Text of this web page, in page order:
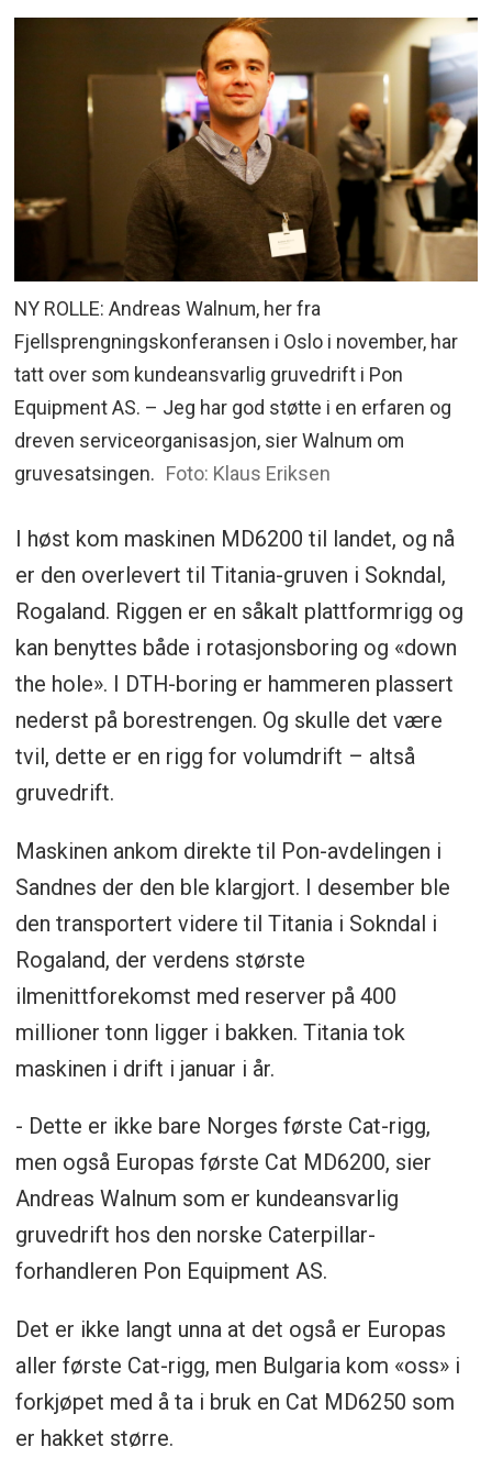
NY ROLLE: Andreas Walnum, her fra
Fjellsprengningskonferansen i Oslo i november, har
tatt over som kundeansvarlig gruvedrift i Pon
Equipment AS. – Jeg har god støtte i en erfaren og
dreven serviceorganisasjon, sier Walnum om
gruvesatsingen. Foto: Klaus Eriksen
I høst kom maskinen MD6200 til landet, og nå
er den overlevert til Titania-gruven i Sokndal,
Rogaland. Riggen er en såkalt plattformrigg og
kan benyttes både i rotasjonsboring og «down
the hole». I DTH-boring er hammeren plassert
nederst på borestrengen. Og skulle det være
tvil, dette er en rigg for volumdrift – altså
gruvedrift.
Maskinen ankom direkte til Pon-avdelingen i
Sandnes der den ble klargjort. I desember ble
den transportert videre til Titania i Sokndal i
Rogaland, der verdens største
ilmenittforekomst med reserver på 400
millioner tonn ligger i bakken. Titania tok
maskinen i drift i januar i år.
- Dette er ikke bare Norges første Cat-rigg,
men også Europas første Cat MD6200, sier
Andreas Walnum som er kundeansvarlig
gruvedrift hos den norske Caterpillar-
forhandleren Pon Equipment AS.
Det er ikke langt unna at det også er Europas
aller første Cat-rigg, men Bulgaria kom «oss» i
forkjøpet med å ta i bruk en Cat MD6250 som
er hakket større.